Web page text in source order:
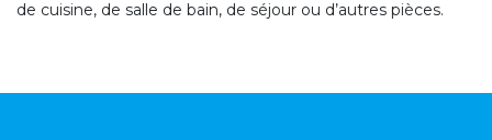
de cuisine, de salle de bain, de séjour ou d’autres pièces.